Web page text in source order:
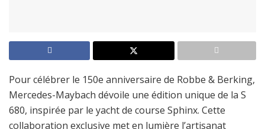
Pour célébrer le 150e anniversaire de Robbe & Berking,
Mercedes-Maybach dévoile une édition unique de la S
680, inspirée par le yacht de course Sphinx. Cette
collaboration exclusive met en lumière l’artisanat